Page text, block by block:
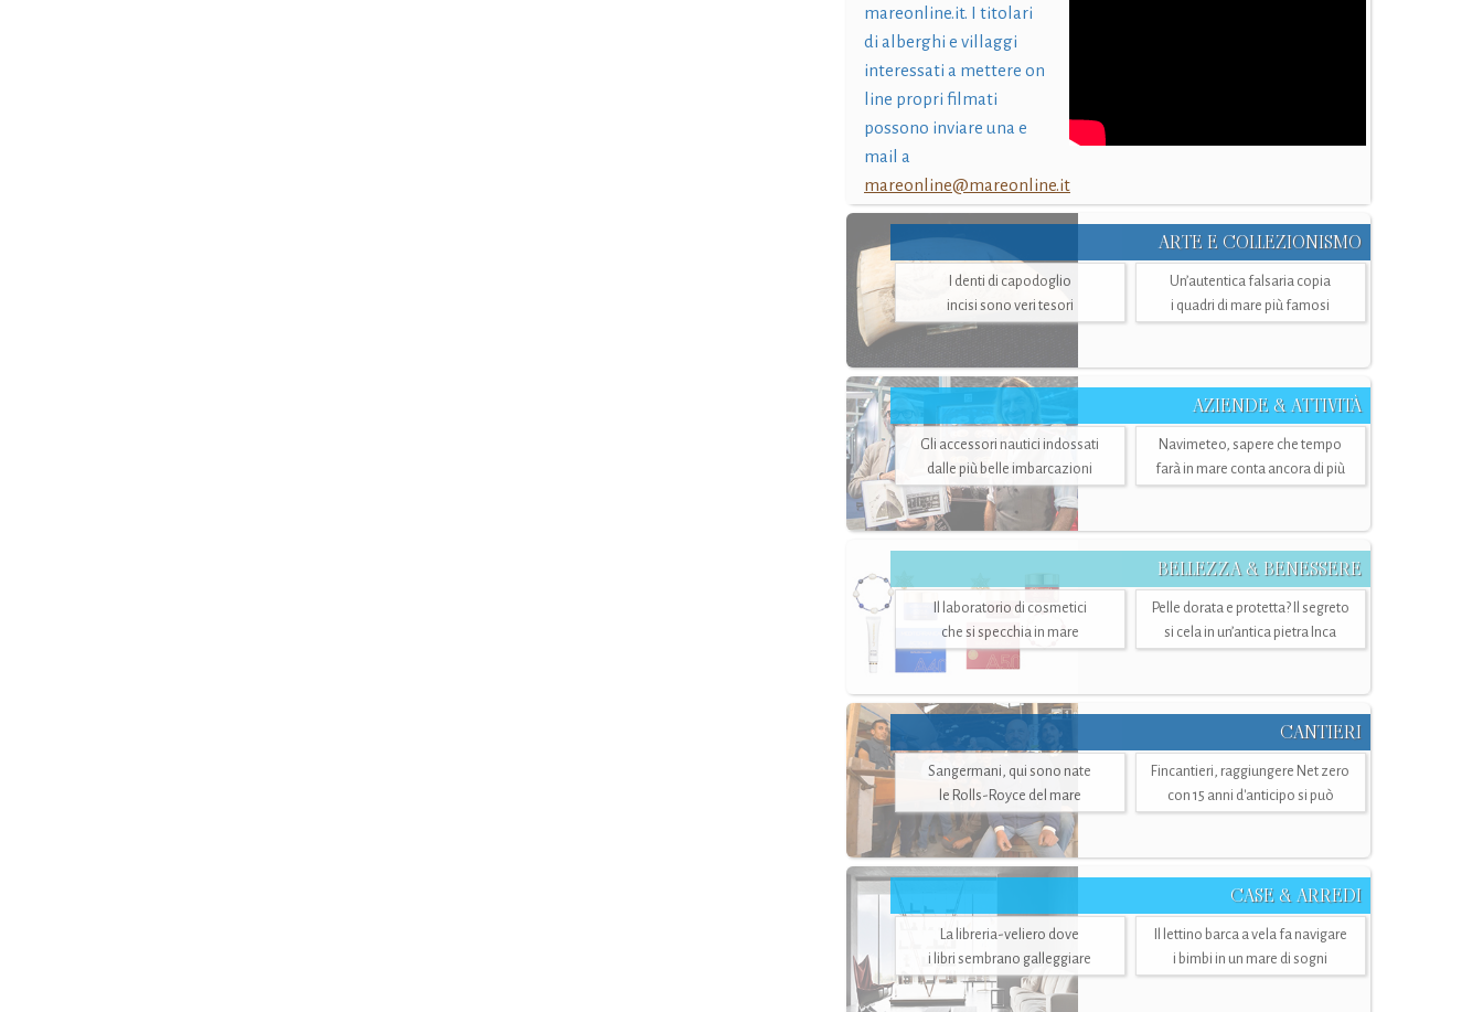
mareonline.it. I titolari
di alberghi e villaggi
interessati a mettere on
line propri filmati
possono inviare una e
mail a
mareonline@mareonline.it
ARTE E COLLEZIONISMO
I denti di capodoglio
incisi sono veri tesori
Un’autentica falsaria copia
i quadri di mare più famosi
AZIENDE & ATTIVITÀ
Gli accessori nautici indossati
dalle più belle imbarcazioni
Navimeteo, sapere che tempo
farà in mare conta ancora di più
BELLEZZA & BENESSERE
Il laboratorio di cosmetici
che si specchia in mare
Pelle dorata e protetta? Il segreto
si cela in un’antica pietra Inca
CANTIERI
Sangermani, qui sono nate
le Rolls-Royce del mare
Fincantieri, raggiungere Net zero
con 15 anni d'anticipo si può
CASE & ARREDI
La libreria-veliero dove
i libri sembrano galleggiare
Il lettino barca a vela fa navigare
i bimbi in un mare di sogni